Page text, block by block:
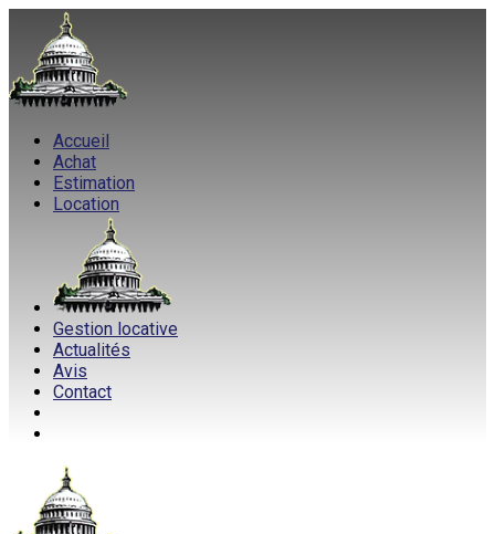
Accueil
Achat
Estimation
Location
Gestion locative
Actualités
Avis
Contact